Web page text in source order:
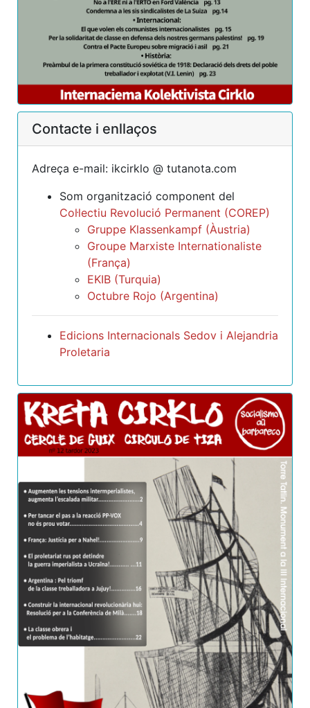
Contacte i enllaços
Adreça e-mail: ikcirklo @ tutanota.com
Som organització component del
Col·lectiu Revolució Permanent (COREP)
Gruppe Klassenkampf (Àustria)
Groupe Marxiste Internationaliste
(França)
EKIB (Turquia)
Octubre Rojo (Argentina)
Edicions Internacionals Sedov i Alejandria
Proletaria